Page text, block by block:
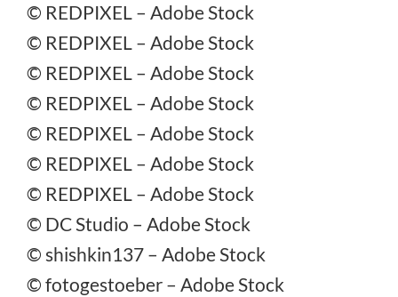
© REDPIXEL– Adobe Stock
© REDPIXEL– Adobe Stock
© REDPIXEL– Adobe Stock
© REDPIXEL– Adobe Stock
© REDPIXEL– Adobe Stock
© REDPIXEL– Adobe Stock
© REDPIXEL– Adobe Stock
© DC Studio – Adobe Stock
© shishkin137 – Adobe Stock
© fotogestoeber – Adobe Stock